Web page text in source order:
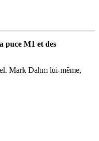
puce M1 et des
Mark Dahm lui-même,